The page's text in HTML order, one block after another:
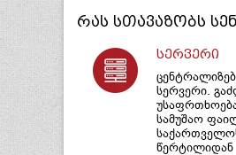
რას სთავაზობს
სერვერი
სერვერი.
სამუშაო
წერტილიდან